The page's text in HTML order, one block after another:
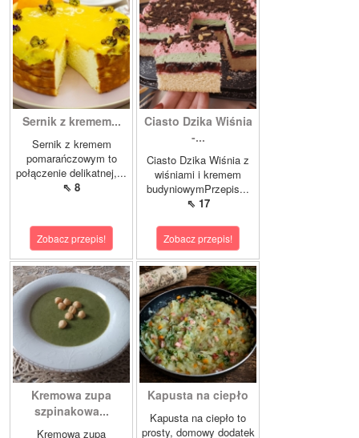
Sernik z kremem...
Sernik z kremem
pomarańczowym to
połączenie delikatnej,...
⇖ 8
Zobacz przepis!
Ciasto Dzika Wiśnia
-...
Ciasto Dzika Wiśnia z
wiśniami i kremem
budyniowymPrzepis...
⇖ 17
Zobacz przepis!
Kremowa zupa
szpinakowa...
Kremowa zupa
Kapusta na ciepło
Kapusta na ciepło to
prosty, domowy dodatek